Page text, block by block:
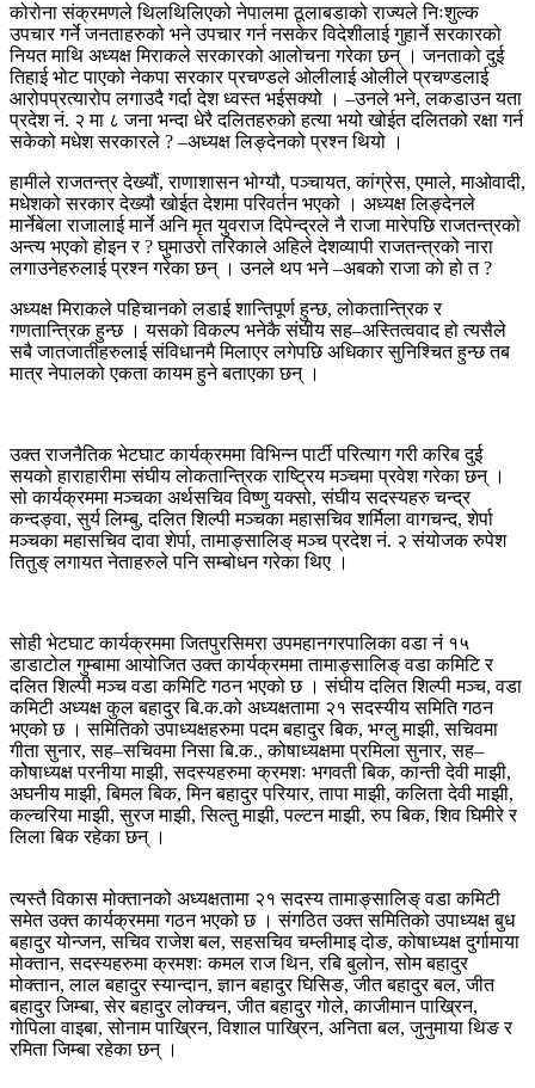
कोरोना संक्रमणले थिलथिलिएको नेपालमा ठूलाबडाको राज्यले निःशुल्क
उपचार गर्ने जनताहरुको भने उपचार गर्न नसकेर विदेशीलाई गुहार्ने सरकारको
नियत माथि अध्यक्ष मिराकले सरकारको आलोचना गरेका छन् । जनताको दुई
तिहाई भोट पाएको नेकपा सरकार प्रचण्डले ओलीलाई ओलीले प्रचण्डलाई
आरोपप्रत्यारोप लगाउदै गर्दा देश ध्वस्त भईसक्यो । –उनले भने, लकडाउन यता
प्रदेश नं. २ मा ८ जना भन्दा धेरै दलितहरुको हत्या भयो खोईत दलितको रक्षा गर्न
सकेको मधेश सरकारले ? –अध्यक्ष लिङ्देनको प्रश्न थियो ।
हामीले राजतन्त्र देख्यौं, राणाशासन भोग्यौ, पञ्चायत, कांग्रेस, एमाले, माओवादी,
मधेशको सरकार देख्यौ खोईत देशमा परिवर्तन भएको । अध्यक्ष लिङ्देनले
मार्नेबेला राजालाई मार्ने अनि मृत युवराज दिपेन्द्रले नै राजा मारेपछि राजतन्त्रको
अन्त्य भएको होइन र ? घुमाउरो तरिकाले अहिले देशव्यापी राजतन्त्रको नारा
लगाउनेहरुलाई प्रश्न गरेका छन् । उनले थप भने –अबको राजा को हो त ?
अध्यक्ष मिराकले पहिचानको लडाई शान्तिपूर्ण हुन्छ, लोकतान्त्रिक र
गणतान्त्रिक हुन्छ । यसको विकल्प भनेकै संघीय सह–अस्तित्ववाद हो त्यसैले
सबै जातजातीहरुलाई संविधानमै मिलाएर लगेपछि अधिकार सुनिश्चित हुन्छ तब
मात्र नेपालको एकता कायम हुने बताएका छन् ।
उक्त राजनैतिक भेटघाट कार्यक्रममा विभिन्न पार्टी परित्याग गरी करिब दुई
सयको हाराहारीमा संघीय लोकतान्त्रिक राष्ट्रिय मञ्चमा प्रवेश गरेका छन् ।
सो कार्यक्रममा मञ्चका अर्थसचिव विष्णु यक्सो, संघीय सदस्यहरु चन्द्र
कन्दङ्वा, सुर्य लिम्बु, दलित शिल्पी मञ्चका महासचिव शर्मिला वागचन्द, शेर्पा
मञ्चका महासचिव दावा शेर्पा, तामाङ्सालिङ् मञ्च प्रदेश नं. २ संयोजक रुपेश
तितुङ् लगायत नेताहरुले पनि सम्बोधन गरेका थिए ।
सोही भेटघाट कार्यक्रममा जितपुरसिमरा उपमहानगरपालिका वडा नंं १५
डाडाटोल गुम्बामा आयोजित उक्त कार्यक्रममा तामाङ्सालिङ् वडा कमिटि र
दलित शिल्पी मञ्च वडा कमिटि गठन भएको छ । संघीय दलित शिल्पी मञ्च, वडा
कमिटी अध्यक्ष कुल बहादुर बि.क.को अध्यक्षतामा २१ सदस्यीय समिति गठन
भएको छ । समितिको उपाध्यक्षहरुमा पदम बहादुर बिक, भग्लु माझी, सचिवमा
गीता सुनार, सह–सचिवमा निसा बि.क., कोषाध्यक्षमा प्रमिला सुनार, सह–
कोेषाध्यक्ष परनीया माझी, सदस्यहरुमा क्रमशः भगवती बिक, कान्ती देवी माझी,
अघनीय माझी, बिमल बिक, मिन बहादुर परियार, तापा माझी, कलिता देवी माझी,
कल्चरिया माझी, सुरज माझी, सिल्तु माझी, पल्टन माझी, रुप बिक, शिव घिमीरे र
लिला बिक रहेका छन् ।
त्यस्तै विकास मोक्तानको अध्यक्षतामा २१ सदस्य तामाङ्सालिङ् वडा कमिटी
समेत उक्त कार्यक्रममा गठन भएको छ । संगठित उक्त समितिको उपाध्यक्ष बुध
बहादुर योन्जन, सचिव राजेश बल, सहसचिव चम्लीमाइ दोङ, कोषाध्यक्ष दुर्गामाया
मोक्तान, सदस्यहरुमा क्रमशः कमल राज थिन, रबि बुलोन, सोम बहादुर
मोक्तान, लाल बहादुर स्यान्दान, ज्ञान बहादुर घिसिङ, जीत बहादुर बल, जीत
बहादुर जिम्बा, सेर बहादुर लोक्चन, जीत बहादुर गोले, काजीमान पाख्रिन,
गोपिला वाइबा, सोनाम पाख्रिन, विशाल पाख्रिन, अनिता बल, जुनुमाया थिङ र
रमिता जिम्बा रहेका छन् ।